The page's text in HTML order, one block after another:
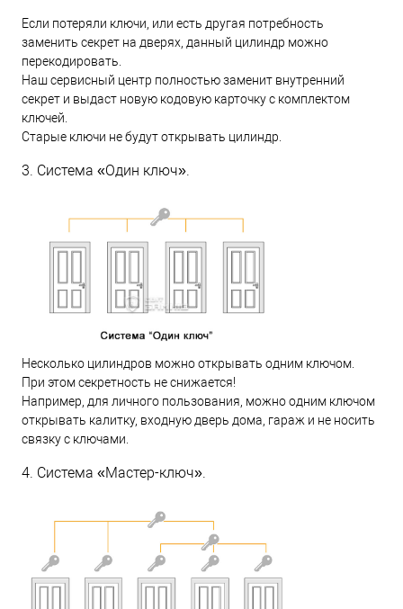
Если потеряли ключи, или есть другая потребность
заменить секрет на дверях, данный цилиндр можно
перекодировать.
Наш сервисный центр полностью заменит внутренний
секрет и выдаст новую кодовую карточку с комплектом
ключей.
Старые ключи не будут открывать цилиндр.
3. Система «Один ключ».
Несколько цилиндров можно открывать одним ключом.
При этом секретность не снижается!
Например, для личного пользования, можно одним ключом
открывать калитку, входную дверь дома, гараж и не носить
связку с ключами.
4. Система «Мастер-ключ».